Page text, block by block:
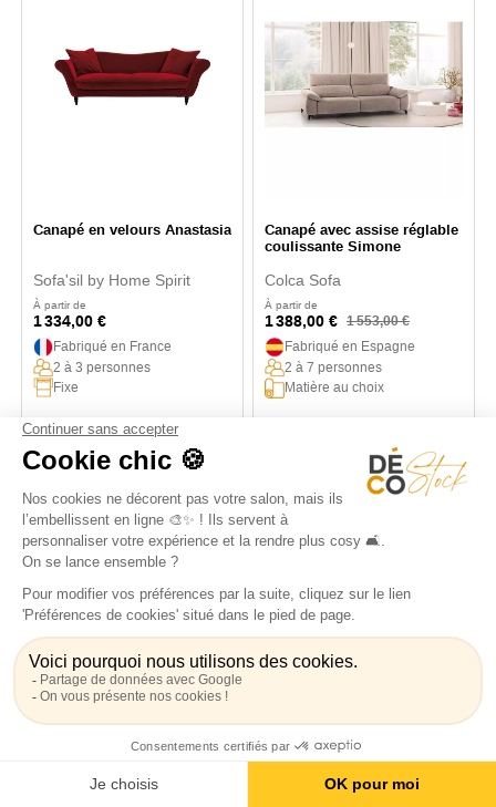
Canapé en velours Anastasia
Sofa'sil by Home Spirit
À partir de
1 334,00 €
Fabriqué en France
2 à 3 personnes
Fixe
Canapé avec assise réglable
coulissante Simone
Colca Sofa
À partir de
1 388,00 € 1 553,00 €
Fabriqué en Espagne
2 à 7 personnes
Matière au choix
-10%
Petit fauteuil en lin Bandol
-10%
Petit fauteuil 75 cm
moelleux tissu ou lin Cap